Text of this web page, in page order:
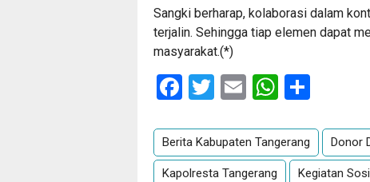
Sangki berharap, kolaborasi dalam
terjalin. Sehingga tiap elemen dapat
masyarakat.(*)
Facebook
Twitter
Email
Berita Kabupaten Tangerang Donor
Kapolresta Tangerang Kegiatan